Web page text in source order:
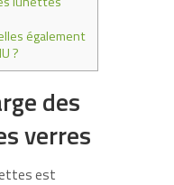
également
?
des
verres
est